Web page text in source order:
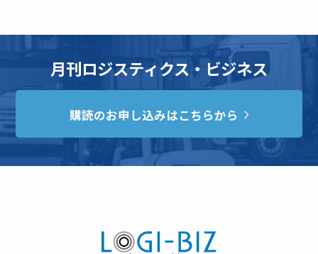
月刊ロジスティクス・ビジネス
購読のお申し込みはこちらから